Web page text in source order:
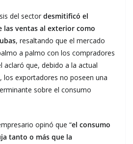
del sector desmitificó el
las ventas al exterior como
, resaltando que el mercado
a palmo con los compradores
aclaró que, debido a la actual
los exportadores no poseen una
sobre el consumo
opinó que “el consumo
tanto o más que la